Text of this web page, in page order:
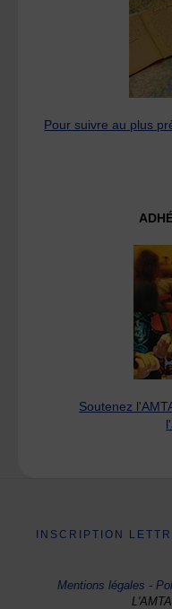
Pour suivre au plus
Soutenez
INSCRIPTION
Mentions légales -